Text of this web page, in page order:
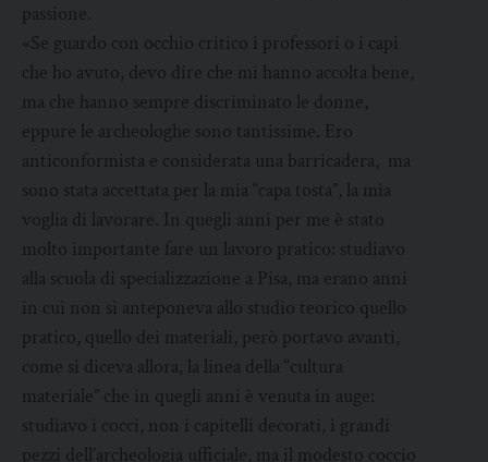
passione.
«Se guardo con occhio critico i professori o i capi
che ho avuto, devo dire che mi hanno accolta bene,
ma che hanno sempre discriminato le donne,
eppure le archeologhe sono tantissime. Ero
anticonformista e considerata una barricadera, ma
sono stata accettata per la mia “capa tosta”, la mia
voglia di lavorare. In quegli anni per me è stato
molto importante fare un lavoro pratico: studiavo
alla scuola di specializzazione a Pisa, ma erano anni
in cui non si anteponeva allo studio teorico quello
pratico, quello dei materiali, però portavo avanti,
come si diceva allora, la linea della “cultura
materiale” che in quegli anni è venuta in auge:
studiavo i cocci, non i capitelli decorati, i grandi
pezzi dell’archeologia ufficiale, ma il modesto coccio